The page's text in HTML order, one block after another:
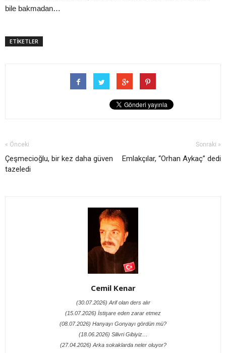
bile bakmadan…
ETİKETLER
« Önceki
Çeşmecioğlu, bir kez daha güven
tazeledi
Sonraki »
Emlakçılar, “Orhan Aykaç” dedi
Cemil Kenar
(30.07.2026) Arif olan ders alır
(15.07.2026) İstişare eden zarar etmez
(08.07.2026) Hanyayı Gonyayı gördün mü?
(18.06.2026) Silivri Gibiyiz…
(27.04.2026) Arka sokaklarda neler oluyor?